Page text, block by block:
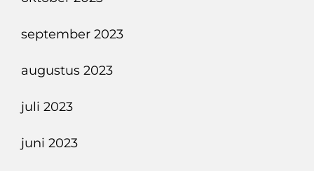
september 2023
augustus 2023
juli 2023
juni 2023